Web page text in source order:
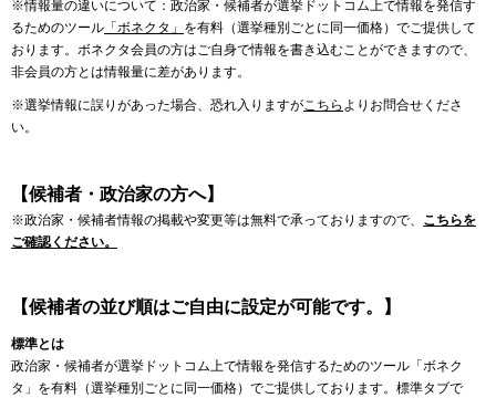
※情報量の違いについて：政治家・候補者が選挙ドットコム上で情報を発信す
るためのツール 「ボネクタ」 を有料（選挙種別ごとに同一価格）でご提供して
おります。ボネクタ会員の方はご自身で情報を書き込むことができますので、
非会員の方とは情報量に差があります。
※選挙情報に誤りがあった場合、恐れ入りますがこちら よりお問合せくださ
い。
【候補者・政治家の方へ】
※政治家・候補者情報の掲載や変更等は無料で承っておりますので、 こちらを
ご確認ください。
【候補者の並び順はご自由に設定が可能です。】
標準とは
政治家・候補者が選挙ドットコム上で情報を発信するためのツール「ボネク
タ」を有料（選挙種別ごとに同一価格）でご提供しております。標準タブで